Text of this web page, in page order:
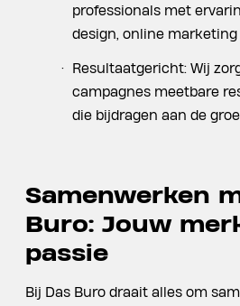
professionals met
design, online marketing
Resultaatgericht: Wij
campagnes meetbare
die bijdragen aan de
Samenwerken
Buro: Jouw
passie
Bij Das Buro draait alles om